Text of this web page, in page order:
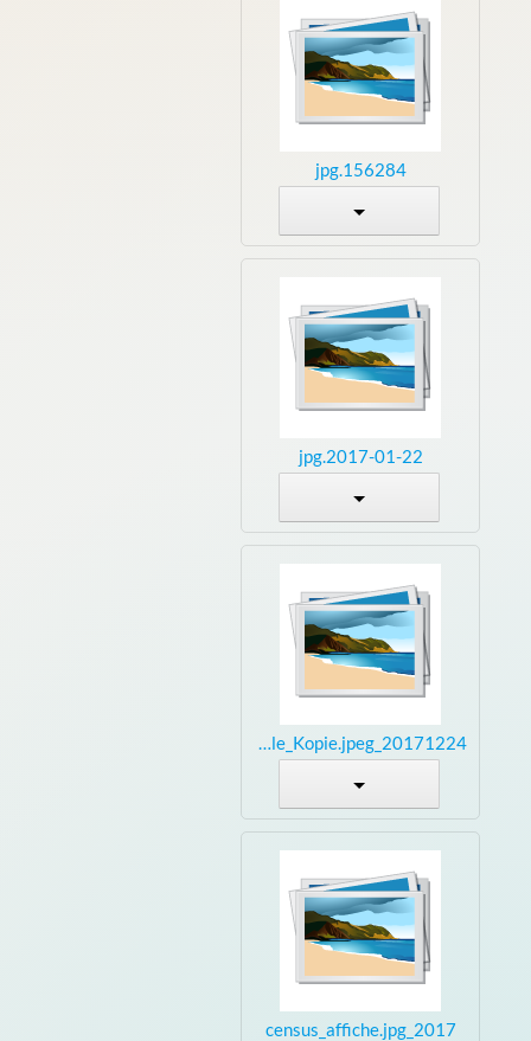
156284.jpg
2017-01-22.jpg
20171224_203807seule_Kopie.jpeg
2017_census_affiche.jpg